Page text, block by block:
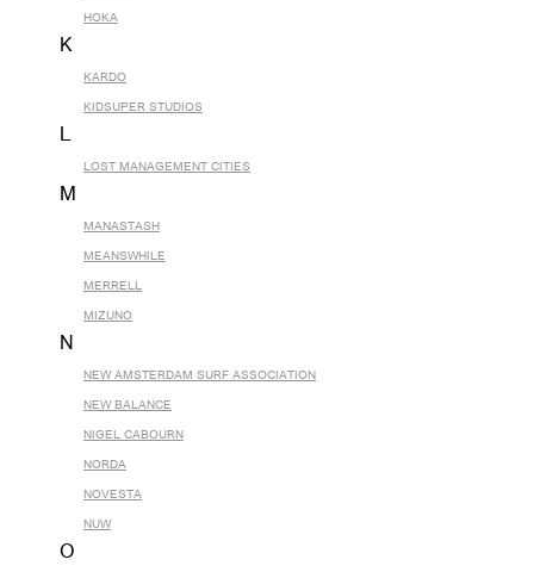
HOKA
K
KARDO
KIDSUPER STUDIOS
L
LOST MANAGEMENT CITIES
M
MANASTASH
MEANSWHILE
MERRELL
MIZUNO
N
NEW AMSTERDAM SURF ASSOCIATION
NEW BALANCE
NIGEL CABOURN
NORDA
NOVESTA
NUW
O